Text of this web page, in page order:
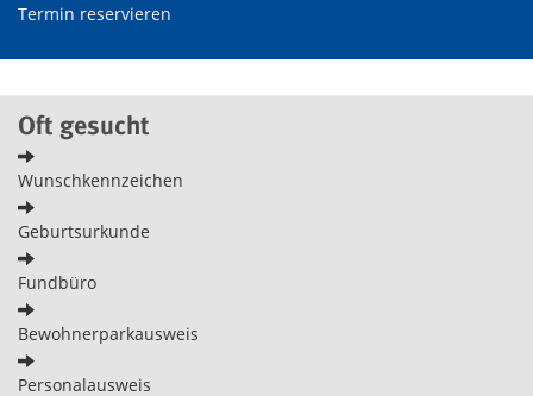
Termin reservieren
Oft gesucht
Wunschkennzeichen
Geburtsurkunde
Fundbüro
Bewohnerparkausweis
Personalausweis